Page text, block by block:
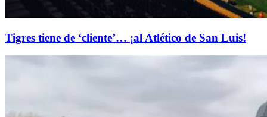
Tigres tiene de ‘cliente’… ¡al Atlético de San Luis!